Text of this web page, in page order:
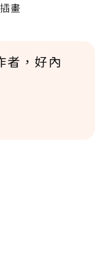
畫
者，好內